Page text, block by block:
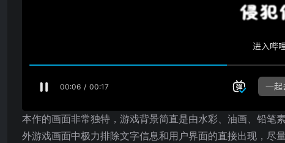
本作的画面非常独特，游戏背景简直是由水彩、油画、铅笔
外游戏画面中极力排除文字信息和用户界面的直接出现，尽